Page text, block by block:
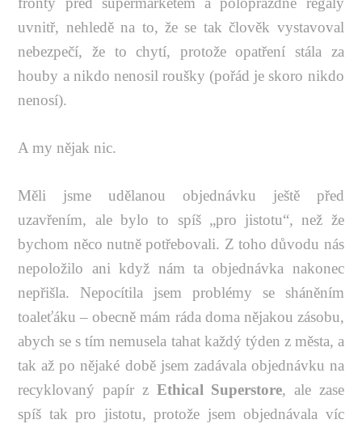
uvnitř, nehledě na to, že se tak člověk vystavoval
nebezpečí, že to chytí, protože opatření stála za
houby a nikdo nenosil roušky (pořád je skoro nikdo
nenosí).
A my nějak nic.
Měli jsme udělanou objednávku ještě před
uzavřením, ale bylo to spíš „pro jistotu“, než že
bychom něco nutně potřebovali. Z toho důvodu nás
nepoložilo ani když nám ta objednávka nakonec
nepřišla. Nepocítila jsem problémy se sháněním
toaleťáku – obecně mám ráda doma nějakou zásobu,
abych se s tím nemusela tahat každý týden z města, a
tak až po nějaké době jsem zadávala objednávku na
recyklovaný papír z Ethical Superstore, ale zase
spíš tak pro jistotu, protože jsem objednávala víc